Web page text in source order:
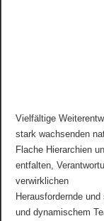
Vielfältige
stark wachsenden
Flache Hierarchien
entfalten,
verwirklichen
Herausfordernde
und dynamischem